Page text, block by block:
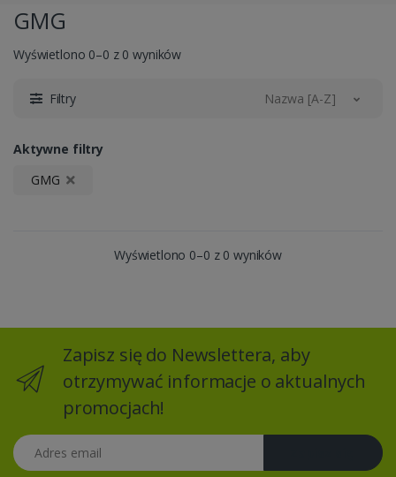
GMG
Wyświetlono 0–0 z 0 wyników
Filtry Nazwa [A-Z]
Aktywne filtry
GMG
Wyświetlono 0–0 z 0 wyników
Zapisz się do Newslettera, aby
otrzymywać informacje o aktualnych
promocjach!
Adres email